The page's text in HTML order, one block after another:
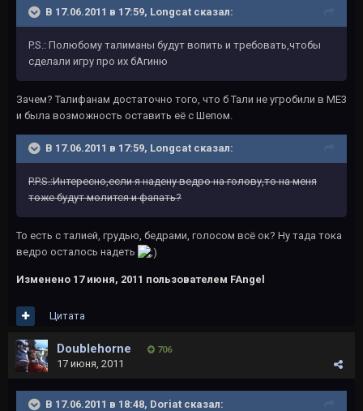
В 17.06.2011 в 17:59, Longcat сказал:
P.S.: Полюбому талиманы будут вопить и требовать,чтобы
сделали игру про их бАгиню
Зачем? Талифанам достаточно того, что б Тали не угробили в МЕ3
и была возможность оставить её с Шепом.
В 17.06.2011 в 17:59, Longcat сказал:
P.P.S.:Интересно,если я надену ведро на голову,то на меня
тоже будут молится и фапать?
То есть с талией, грудью, бедрами, голосом всё ок? Ну тада тока
ведро осталось надеть
Изменено 17 июня, 2011 пользователем FAngel
Цитата
Doublehorne 706
17 июня, 2011
В 17.06.2011 в 18:48, Doriat сказал: